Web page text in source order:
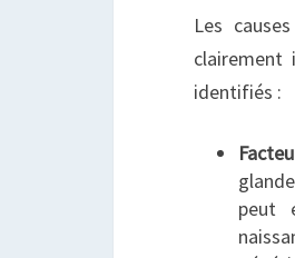
Les
clairement
identifiés :
peut